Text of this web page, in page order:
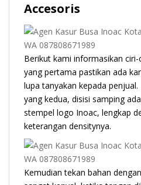
Accesoris
Berikut kami informasikan
yang pertama pastikan ada
lupa tanyakan kepada penjual.
yang kedua, disisi samping
stempel logo Inoac, lengkap
keterangan densitynya.
Kemudian tekan bahan